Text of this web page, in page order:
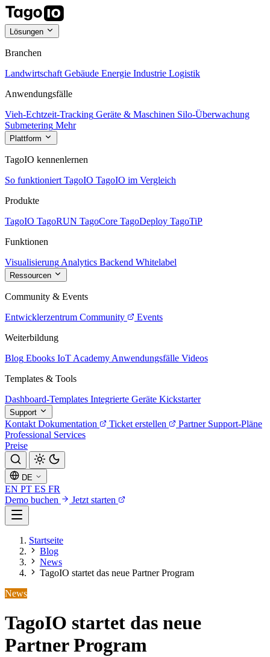
Lösungen
Branchen
Landwirtschaft Gebäude Energie Industrie Logistik
Anwendungsfälle
Vieh-Echtzeit-Tracking Geräte & Maschinen Silo-Überwachung
Submetering Mehr
Plattform
TagoIO kennenlernen
So funktioniert TagoIO TagoIO im Vergleich
Produkte
TagoIO TagoRUN TagoCore TagoDeploy TagoTiP
Funktionen
Visualisierung Analytics Backend Whitelabel
Ressourcen
Community & Events
Entwicklerzentrum Community
Events
Weiterbildung
Blog Ebooks IoT Academy Anwendungsfälle Videos
Templates & Tools
Dashboard-Templates Integrierte Geräte Kickstarter
Support
Kontakt Dokumentation Ticket erstellen Partner Support-Pläne
Professional Services
Preise
DE
EN PT ES FR
Demo buchen
Jetzt starten
Startseite
Blog
News
TagoIO startet das neue Partner Program
News
TagoIO startet das neue
Partner Program